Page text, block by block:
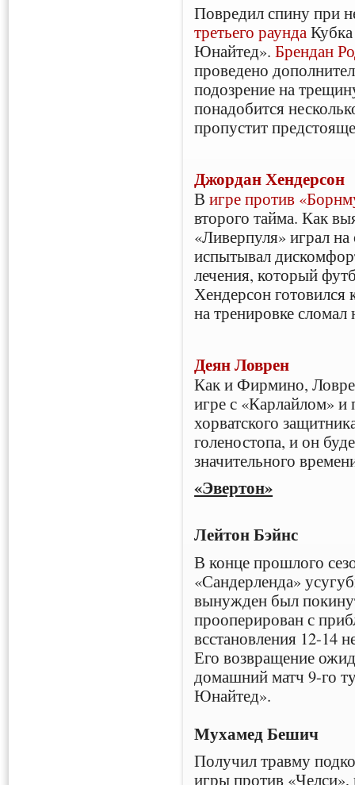
Повредил спину при
третьего раунда
Юнайтед».Брендан
проведено
подозрение на
понадобится
пропустит
Джордан Хендерсон
Вигре против
второго тайма. Как
«Ливерпуля» играл
испытывал
лечения, который
Хендерсон
на тренировке
Деян Ловрен
Как и Фирмино,
игре с «Карлайлом»
хорватского
голеностопа, и он
значительного
«Эвертон»
Лейтон Бэйнс
В конце прошлого
«Сандерленда»
вынужден был
прооперирован с
всстановления 12-14
Его возвращение
домашний матч 9-го
Юнайтед».
Мухамед Бешич
Получил травму
игры против